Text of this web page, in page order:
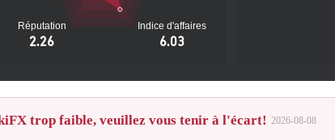
Réputation
2.26
Indice d'affaires
6.03
trop faible, veuillez vous tenir à l'écart! 2026-08-08